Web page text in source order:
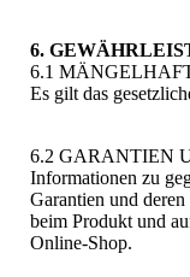
6.
6.1
Es gilt das
6.2 GARANTIEN
Informationen zu
Garantien und
beim Produkt und
Online-Shop.